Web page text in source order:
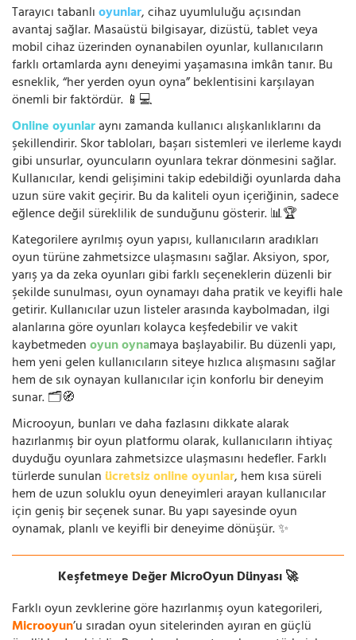
Tarayıcı tabanlıoyunlar, cihaz uyumluluğu açısından
avantaj sağlar. Masaüstü bilgisayar, dizüstü, tablet veya
mobil cihaz üzerinden oynanabilen oyunlar, kullanıcıların
farklı ortamlarda aynı deneyimi yaşamasına imkân tanır. Bu
esneklik, “her yerden oyun oyna” beklentisini karşılayan
önemli bir faktördür. 📱💻
Online oyunlaraynı zamanda kullanıcı alışkanlıklarını da
şekillendirir. Skor tabloları, başarı sistemleri ve ilerleme kaydı
gibi unsurlar, oyuncuların oyunlara tekrar dönmesini sağlar.
Kullanıcılar, kendi gelişimini takip edebildiği oyunlarda daha
uzun süre vakit geçirir. Bu da kaliteli oyun içeriğinin, sadece
eğlence değil süreklilik de sunduğunu gösterir. 📊🏆
Kategorilere ayrılmış oyun yapısı, kullanıcıların aradıkları
oyun türüne zahmetsizce ulaşmasını sağlar. Aksiyon, spor,
yarış ya da zeka oyunları gibi farklı seçeneklerin düzenli bir
şekilde sunulması, oyun oynamayı daha pratik ve keyifli hale
getirir. Kullanıcılar uzun listeler arasında kaybolmadan, ilgi
alanlarına göre oyunları kolayca keşfedebilir ve vakit
kaybetmedenoyun oynamaya başlayabilir. Bu düzenli yapı,
hem yeni gelen kullanıcıların siteye hızlıca alışmasını sağlar
hem de sık oynayan kullanıcılar için konforlu bir deneyim
sunar. 🗂️🧭
Microoyun, bunları ve daha fazlasını dikkate alarak
hazırlanmış bir oyun platformu olarak, kullanıcıların ihtiyaç
duyduğu oyunlara zahmetsizce ulaşmasını hedefler. Farklı
türlerde sunulan ücretsiz online oyunlar, hem kısa süreli
hem de uzun soluklu oyun deneyimleri arayan kullanıcılar
için geniş bir seçenek sunar. Bu yapı sayesinde oyun
oynamak, planlı ve keyifli bir deneyime dönüşür. ✨
Keşfetmeye Değer MicroOyun Dünyası 🚀
Farklı oyun zevklerine göre hazırlanmış oyun kategorileri,
Microoyun’u sıradan oyun sitelerinden ayıran en güçlü